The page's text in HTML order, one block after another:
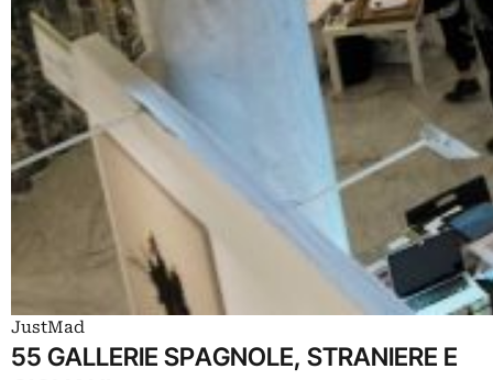
JustMad
55 GALLERIE SPAGNOLE, STRANIERE E